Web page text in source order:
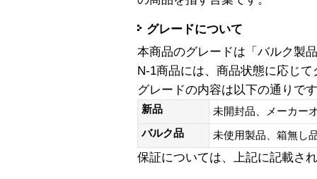
グレードについて
本商品のグレードは「バルク製
N-1商品には、商品状態に応じ
グレードの内容は以下の通りで
新品
未開封品、メーカー
バルク品
未使用製品、箱無
保証については、上記に記載さ